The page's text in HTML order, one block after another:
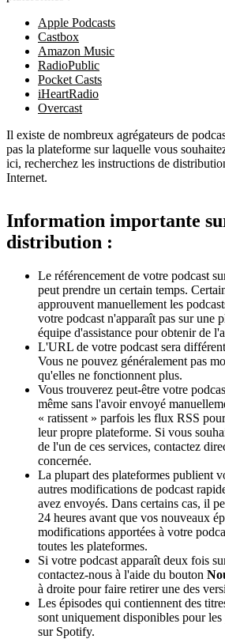
Apple Podcasts
Castbox
Amazon Music
RadioPublic
Pocket Casts
iHeartRadio
Overcast
Il existe de nombreux agrégateurs de
pas la plateforme sur laquelle vous
ici, recherchez les instructions de
Internet.
Information importante
distribution :
Le référencement de votre podcast
peut prendre un certain temps.
approuvent manuellement les
votre podcast n'apparaît pas sur une
équipe d'assistance pour obtenir de
L'URL de votre podcast sera
Vous ne pouvez généralement pas
qu'elles ne fonctionnent plus.
Vous trouverez peut-être votre
même sans l'avoir envoyé
« ratissent » parfois les flux RSS
leur propre plateforme. Si vous
de l'un de ces services, contactez
concernée.
La plupart des plateformes publient
autres modifications de podcast
avez envoyés. Dans certains cas, il
24 heures avant que vos nouveaux
modifications apportées à votre
toutes les plateformes.
Si votre podcast apparaît deux fois
contactez-nous à l'aide du bouton
à droite pour faire retirer une des
Les épisodes qui contiennent des
sont uniquement disponibles pour
sur Spotify.